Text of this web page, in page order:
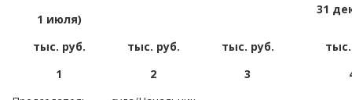
1 июля)
31
тыс. руб. тыс. руб. тыс. руб.
1
2 3